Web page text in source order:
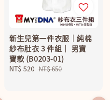
新生兒第一件衣服｜純棉
紗布肚衣 3 件組｜ 男寶
寶款 (B0203-01)
Sale
NT$ 520 Regular
NT$ 650